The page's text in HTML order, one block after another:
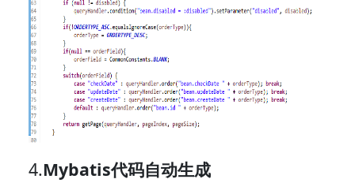
4.Mybatis代码自动生成